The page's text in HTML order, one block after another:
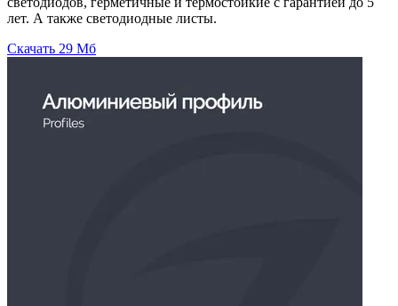
лет. А также светодиодные листы.
Скачать 29 Мб